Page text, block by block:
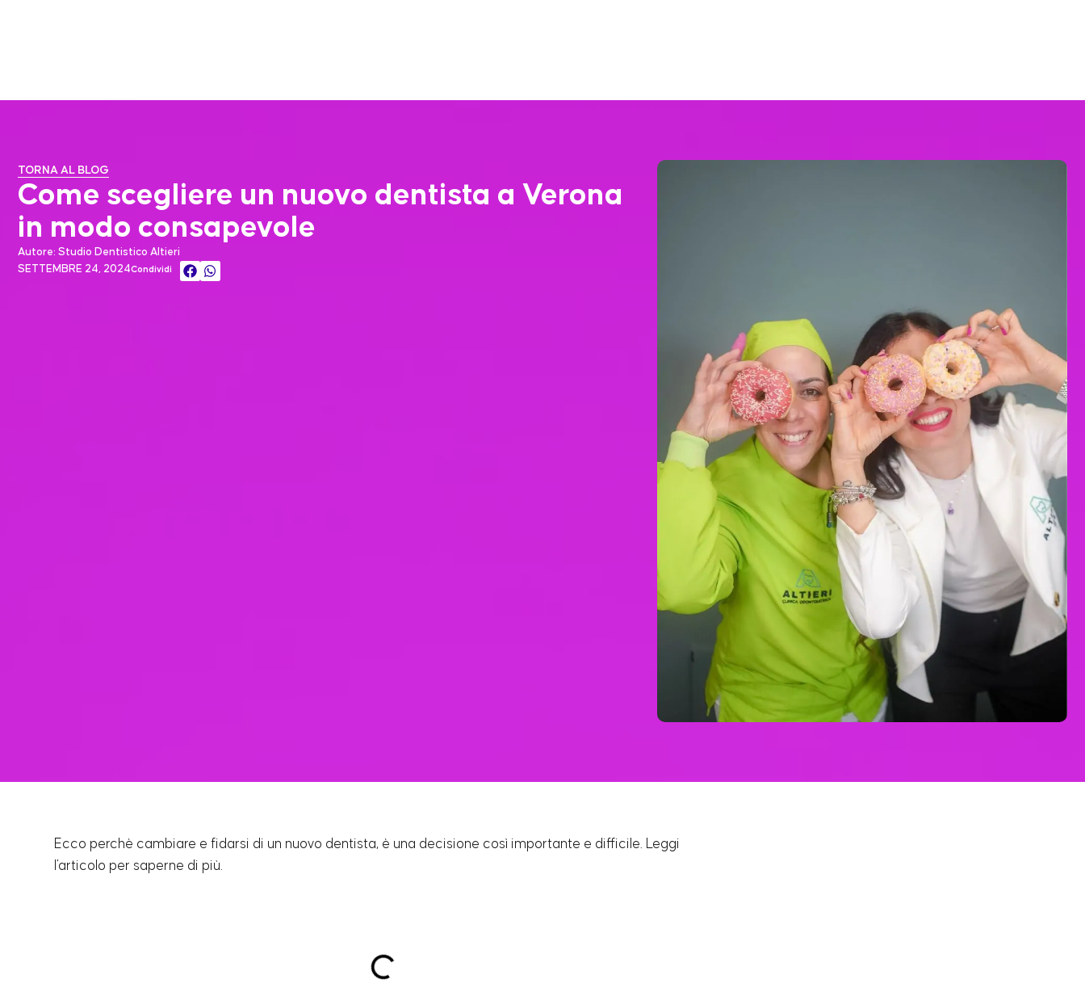
TORNA AL BLOG
Come scegliere un nuovo dentista a Verona
in modo consapevole
Autore: Studio Dentistico Altieri
SETTEMBRE 24, 2024Condividi
Ecco perchè cambiare e fidarsi di un nuovo dentista, è una decisione così importante e difficile. Leggi
l'articolo per saperne di più.